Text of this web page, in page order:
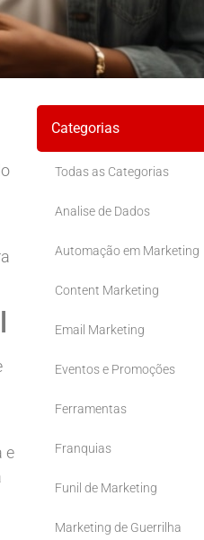
e
Categorias
Todas as Categorias
Analise de Dados
Automação em Marketing
Content Marketing
Email Marketing
Eventos e Promoções
Ferramentas
Franquias
Funil de Marketing
Marketing de Guerrilha